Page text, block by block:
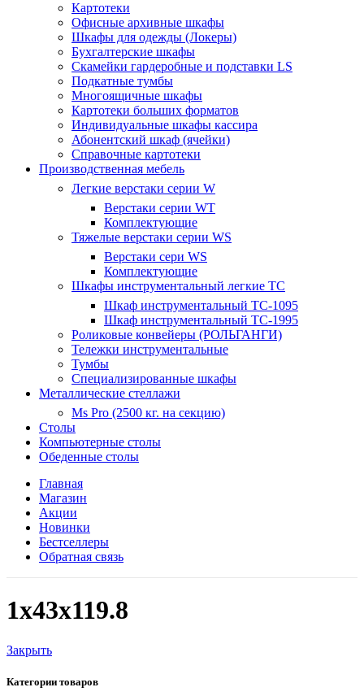
Картотеки
Офисные архивные шкафы
Шкафы для одежды (Локеры)
Бухгалтерские шкафы
Скамейки гардеробные и подставки LS
Подкатные тумбы
Многоящичные шкафы
Картотеки больших форматов
Индивидуальные шкафы кассира
Абонентский шкаф (ячейки)
Справочные картотеки
Производственная мебель
Легкие верстаки серии W
Верстаки серии WT
Комплектующие
Тяжелые верстаки серии WS
Верстаки сери WS
Комплектующие
Шкафы инструментальный легкие ТС
Шкаф инструментальный TC-1095
Шкаф инструментальный TC-1995
Роликовые конвейеры (РОЛЬГАНГИ)
Тележки инструментальные
Тумбы
Специализированные шкафы
Металлические стеллажи
Ms Pro (2500 кг. на секцию)
Столы
Компьютерные столы
Обеденные столы
Главная
Магазин
Акции
Новинки
Бестселлеры
Обратная связь
1х43х119.8
Закрыть
Категории товаров